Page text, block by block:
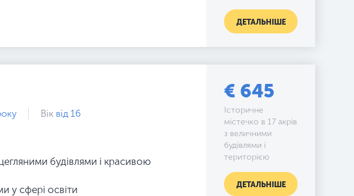
ДЕТАЛЬНІШЕ
Вік від 16
будівлями і красивою
у сфері освіти
€ 645
Історичне
містечко в 17 акрів
з величними
будівлями і
територією
ДЕТАЛЬНІШЕ